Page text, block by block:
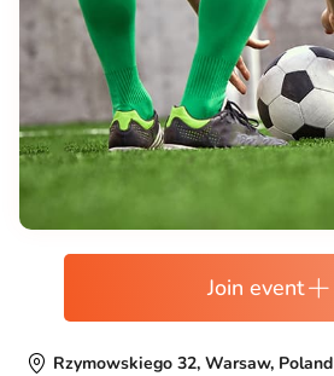
Join event
Rzymowskiego 32, Warsaw, Poland